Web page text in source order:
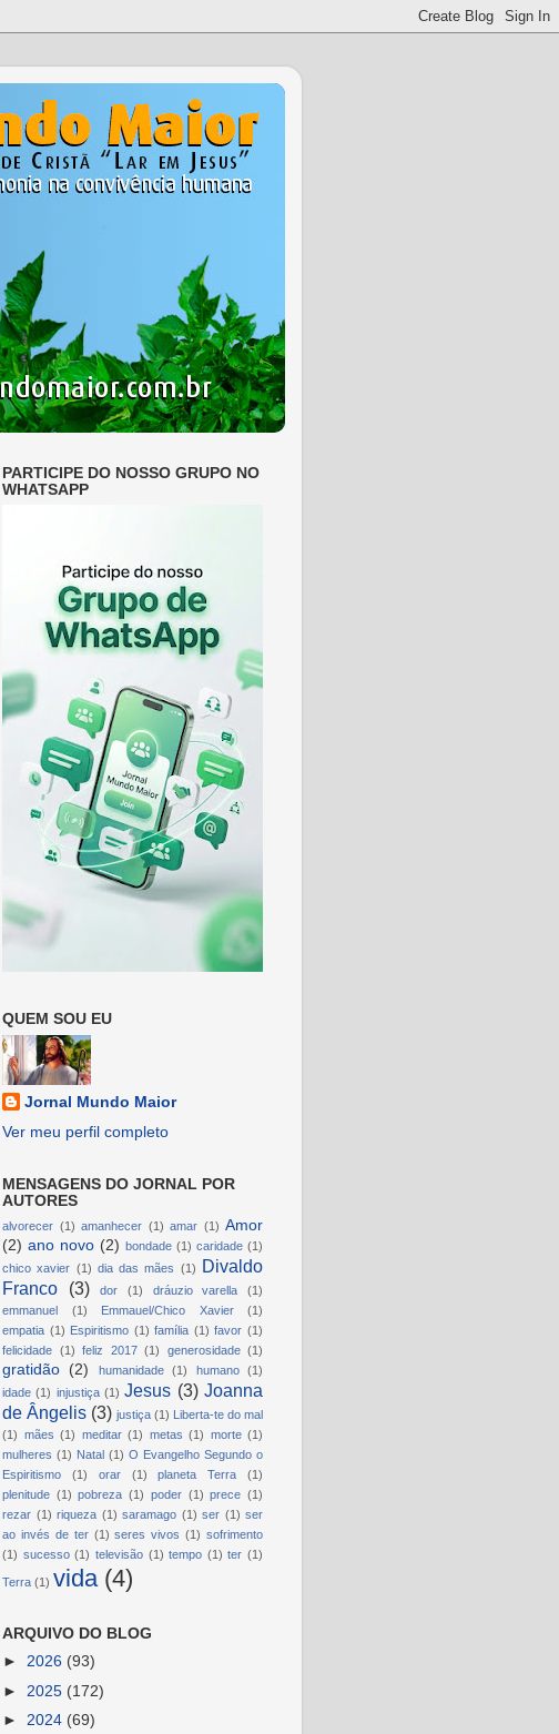
PARTICIPE DO NOSSO GRUPO NO
WHATSAPP
QUEM SOU EU
Jornal Mundo Maior
Ver meu perfil completo
MENSAGENS DO JORNAL POR
AUTORES
alvorecer (1) amanhecer (1) amar (1) Amor
(2) ano novo (2) bondade (1) caridade (1)
chico xavier (1) dia das mães (1) Divaldo
Franco
(3) dor (1) dráuzio varella
(1)
emmanuel
(1) Emmauel/Chico Xavier
(1)
empatia (1) Espiritismo (1) família (1) favor (1)
felicidade (1) feliz 2017 (1) generosidade (1)
gratidão (2) humanidade (1) humano
(1)
idade (1) injustiça (1) Jesus (3) Joanna
de Ângelis (3) justiça (1)
Liberta-te do mal
(1) mães (1) meditar (1) metas (1) morte (1)
mulheres (1) Natal (1) O Evangelho Segundo o
Espiritismo
(1) orar (1) planeta Terra
(1)
plenitude (1) pobreza (1) poder (1) prece (1)
rezar (1) riqueza (1) saramago (1) ser (1) ser
ao invés de ter (1) seres vivos (1) sofrimento
(1) sucesso (1) televisão (1) tempo (1) ter (1)
Terra (1) vida (4)
ARQUIVO DO BLOG
► 2026 (93)
► 2025 (172)
► 2024 (69)